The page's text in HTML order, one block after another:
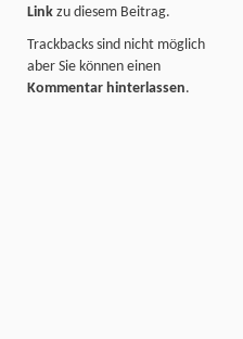
Link zu diesem Beitrag.
Trackbacks sind nicht möglich
aber Sie können einen
Kommentar hinterlassen.